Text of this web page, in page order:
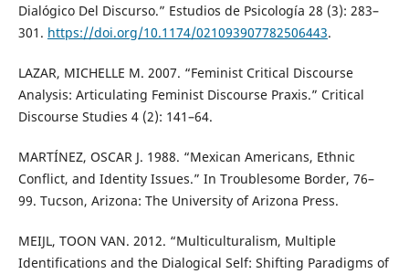
Dialógico Del Discurso.” Estudios de Psicología 28 (3): 283–
301. https://doi.org/10.1174/021093907782506443.
LAZAR, MICHELLE M. 2007. “Feminist Critical Discourse
Analysis: Articulating Feminist Discourse Praxis.” Critical
Discourse Studies 4 (2): 141–64.
MARTÍNEZ, OSCAR J. 1988. “Mexican Americans, Ethnic
Conflict, and Identity Issues.” In Troublesome Border, 76–
99. Tucson, Arizona: The University of Arizona Press.
MEIJL, TOON VAN. 2012. “Multiculturalism, Multiple
Identifications and the Dialogical Self: Shifting Paradigms of